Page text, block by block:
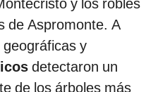
y los robles
de Aspromonte. A
y
detectaron un
de los árboles más